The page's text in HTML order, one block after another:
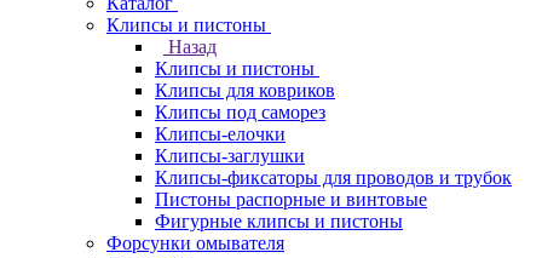
Клипсы и пистоны
Назад
Клипсы и пистоны
Клипсы для ковриков
Клипсы под саморез
Клипсы-елочки
Клипсы-заглушки
Клипсы-фиксаторы для проводов и трубок
Пистоны распорные и винтовые
Фигурные клипсы и пистоны
Форсунки омывателя